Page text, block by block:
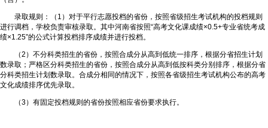
录取规则：（1）对于平行志愿投档的省份，按照省级招生考试机构的投档规则
进行调档，学校负责审核录取。其中河南省按照“高考文化课成绩×0.5+专业省统考成
绩×1.25”的公式计算投档排序成绩并进行投档。
（2）不分科类招生的省份，按照合成分从高到低统一排序，根据分省招生计划
数录取；严格区分科类招生的省份，按照合成分从高到低按科类分别排序，根据分省
分科类招生计划数录取。合成分相同的情况下，按照各省级招生考试机构公布的高考
文化成绩排序优先录取。
（3）有固定投档规则的省份按照相应省份要求执行。